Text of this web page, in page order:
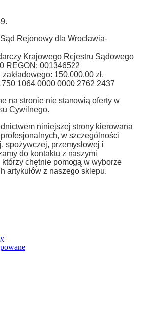
Rejonowy dla Wrocławia-
Krajowego Rejestru Sądowego
REGON: 001346522
150.000,00 zł.
1064 0000 0000 2762 2437
na stronie nie stanowią oferty w
Cywilnego.
niniejszej strony kierowana
w szczególności
spożywczej, przemysłowej i
do kontaktu z naszymi
chętnie pomogą w wyborze
artykułów z naszego sklepu.